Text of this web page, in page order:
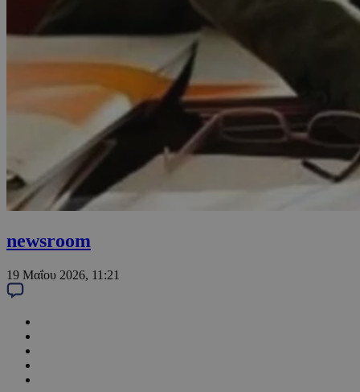
newsroom
19 Μαΐου 2026, 11:21